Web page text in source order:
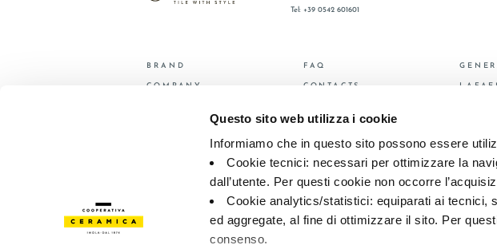
Questo sito web utilizza i cookie
Informiamo che in questo sito possono essere
Cookie tecnici: necessari per ottimizzare la
dall’utente. Per questi cookie non occorre
Cookie analytics/statistici: equiparati ai tecnici,
ed aggregate, al fine di ottimizzare il sito. Per
consenso.
Tel: +39 0542 601601
BRAND
COMPANY
COLLECTIONS
FAQ
CONTACTS
© 2026 - Cooperativa Ceramica d’ImolaP.IVA IT00498281203 C.F. E REG. IMPR. BO 00286900378
Cookie policy — Privacy preferences